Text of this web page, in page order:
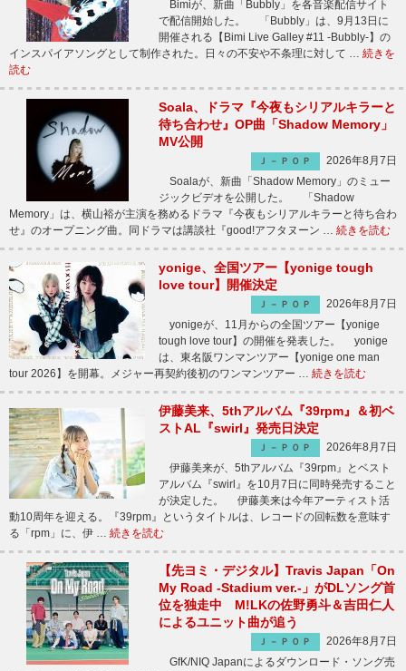
Bimiが、新曲「Bubbly」を各音楽配信サイト
で配信開始した。 「Bubbly」は、9月13日に
開催される【Bimi Live Galley #11 -Bubbly-】の
インスパイアソングとして制作された。日々の不安や不条理に対して … 続きを
読む
Soala、ドラマ『今夜もシリアルキラーと
待ち合わせ』OP曲「Shadow Memory」
MV公開
Ｊ－ＰＯＰ
2026年8月7日
Soalaが、新曲「Shadow Memory」のミュー
ジックビデオを公開した。 「Shadow
Memory」は、横山裕が主演を務めるドラマ『今夜もシリアルキラーと待ち合わ
せ』のオープニング曲。同ドラマは講談社『good!アフタヌーン … 続きを読む
yonige、全国ツアー【yonige tough
love tour】開催決定
Ｊ－ＰＯＰ
2026年8月7日
yonigeが、11月からの全国ツアー【yonige
tough love tour】の開催を発表した。 yonige
は、東名阪ワンマンツアー【yonige one man
tour 2026】を開幕。メジャー再契約後初のワンマンツアー … 続きを読む
伊藤美来、5thアルバム『39rpm』＆初ベ
ストAL『swirl』発売日決定
Ｊ－ＰＯＰ
2026年8月7日
伊藤美来が、5thアルバム『39rpm』とベスト
アルバム『swirl』を10月7日に同時発売すること
が決定した。 伊藤美来は今年アーティスト活
動10周年を迎える。『39rpm』というタイトルは、レコードの回転数を意味す
る「rpm」に、伊 … 続きを読む
【先ヨミ・デジタル】Travis Japan「On
My Road -Stadium ver.-」がDLソング首
位を独走中 M!LKの佐野勇斗＆吉田仁人
によるユニット曲が追う
Ｊ－ＰＯＰ
2026年8月7日
GfK/NIQ Japanによるダウンロード・ソング売